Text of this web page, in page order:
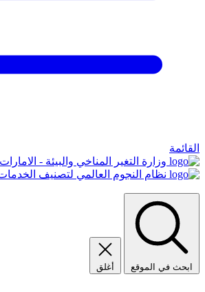
القائمة
وزارة التغير المناخي والبيئة -
نظام النجوم العالمي لتصنيف
ابحث في الموقع أغلق